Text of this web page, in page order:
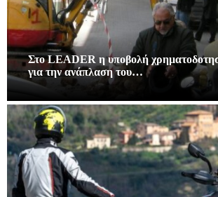
Στο LEADER η υποβολή
για την ανάπλαση του…